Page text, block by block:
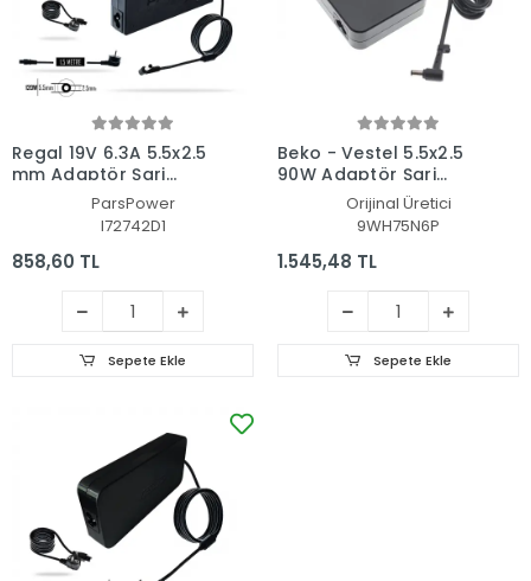
Regal 19V 6.3A 5.5x2.5
mm Adaptör Şarj
Aleti-Cihazı (Pars
ParsPower
I72742D1
858,60 TL
Sepete Ekle
Beko - Vestel 5.5x2.5
90W Adaptör Şarj
Aleti-CihazıOrijinal Üretici
9WH75N6P
1.545,48 TL
Sepete Ekle